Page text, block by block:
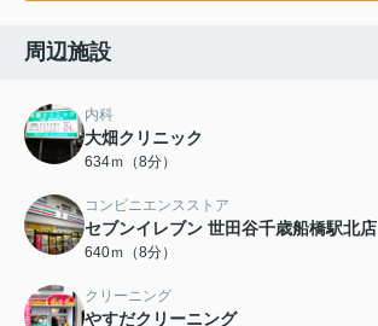
周辺施設
内科
大畑クリニック
634ｍ（8分）
コンビニエンスストア
セブンイレブン 世田谷千歳船橋駅北店
640ｍ（8分）
クリーニング
やすだクリーニング